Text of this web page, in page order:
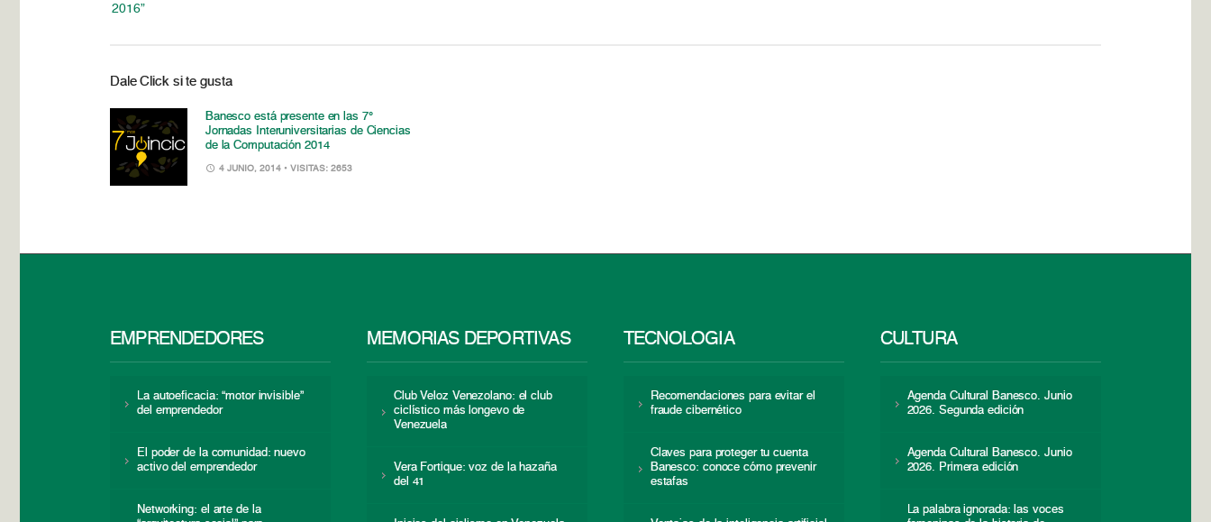
2016”
Dale Click si te gusta
Banesco está presente en las 7°
Jornadas Interuniversitarias de Ciencias
de la Computación 2014
4 JUNIO, 2014 • VISITAS: 2653
EMPRENDEDORES
La autoeficacia: “motor invisible”
del emprendedor
El poder de la comunidad: nuevo
activo del emprendedor
Networking: el arte de la
MEMORIAS DEPORTIVAS
Club Veloz Venezolano: el club
ciclístico más longevo de
Venezuela
Vera Fortique: voz de la hazaña
del 41
TECNOLOGÍA
Recomendaciones para evitar el
fraude cibernético
Claves para proteger tu cuenta
Banesco: conoce cómo prevenir
estafas
CULTURA
Agenda Cultural Banesco. Junio
2026. Segunda edición
Agenda Cultural Banesco. Junio
2026. Primera edición
La palabra ignorada: las voces